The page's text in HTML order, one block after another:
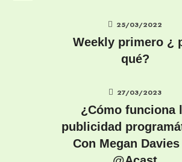
25/03/2022
Weekly primero ¿
qué?
27/03/2023
¿Cómo funciona
publicidad
Con Megan